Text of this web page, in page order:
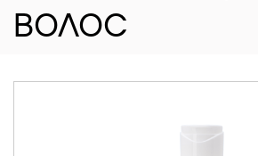
волос